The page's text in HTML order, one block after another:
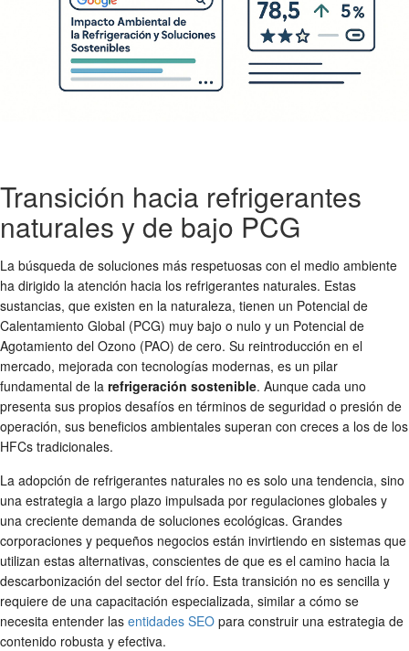
Transición hacia refrigerantes
naturales y de bajo PCG
La búsqueda de soluciones más respetuosas con el medio ambiente
ha dirigido la atención hacia los refrigerantes naturales. Estas
sustancias, que existen en la naturaleza, tienen un Potencial de
Calentamiento Global (PCG) muy bajo o nulo y un Potencial de
Agotamiento del Ozono (PAO) de cero. Su reintroducción en el
mercado, mejorada con tecnologías modernas, es un pilar
fundamental de la refrigeración sostenible. Aunque cada uno
presenta sus propios desafíos en términos de seguridad o presión de
operación, sus beneficios ambientales superan con creces a los de los
HFCs tradicionales.
La adopción de refrigerantes naturales no es solo una tendencia, sino
una estrategia a largo plazo impulsada por regulaciones globales y
una creciente demanda de soluciones ecológicas. Grandes
corporaciones y pequeños negocios están invirtiendo en sistemas que
utilizan estas alternativas, conscientes de que es el camino hacia la
descarbonización del sector del frío. Esta transición no es sencilla y
requiere de una capacitación especializada, similar a cómo se
necesita entender las entidades SEO para construir una estrategia de
contenido robusta y efectiva.